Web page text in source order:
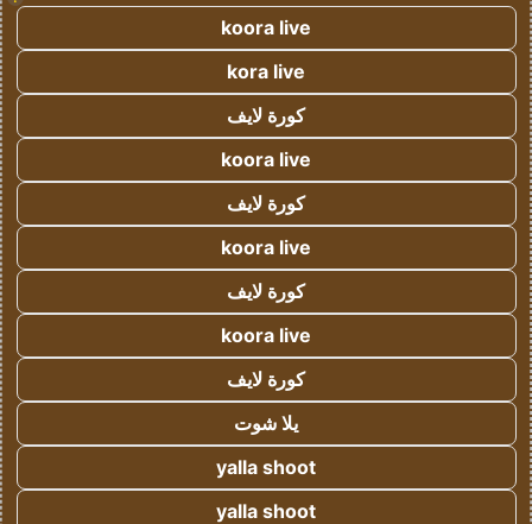
koora live
kora live
كورة لايف
koora live
كورة لايف
koora live
كورة لايف
koora live
كورة لايف
يلا شوت
yalla shoot
yalla shoot